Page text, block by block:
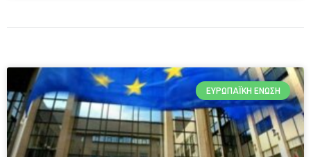
ΕΥΡΩΠΑΪΚΉ ΈΝΩΣΗ